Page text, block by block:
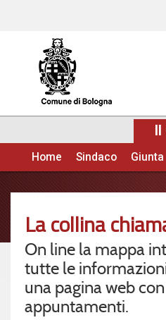
Menu principale
Home Sindaco Giunta
La collina
On line la mappa
tutte le
una pagina web
appuntamenti.